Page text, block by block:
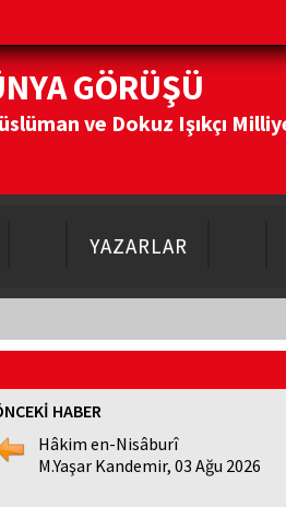
GÖRÜŞÜ
ve Dokuz Işıkçı
YAZARLAR
HABER
Hâkim en-Nisâburî
M.Yaşar Kandemir, 03 Ağu 2026